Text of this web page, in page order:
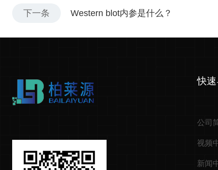
下一条 Western blot内参是什么？
快
公司
视频
新闻